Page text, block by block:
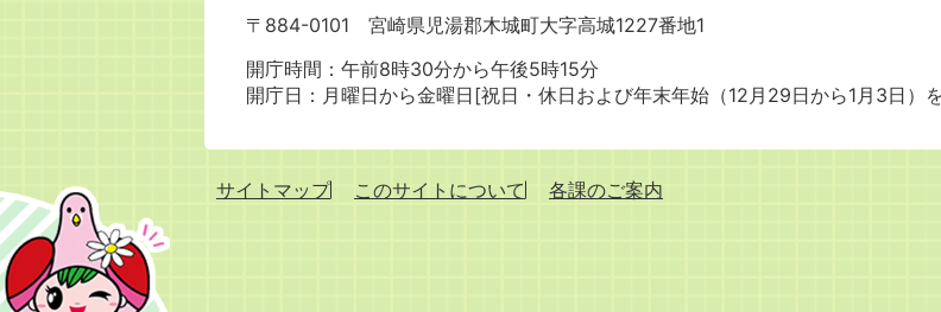
県
木
城
町
場
〒884-0101 宮崎県児湯郡木城町大字高城1227番地1
開庁時間：午前8時30分から午後5時15分
開庁日：月曜日から金曜日[祝日・休日および年末年始（12月29日から1月3日）
サイトマップ このサイトについて 各課のご案内